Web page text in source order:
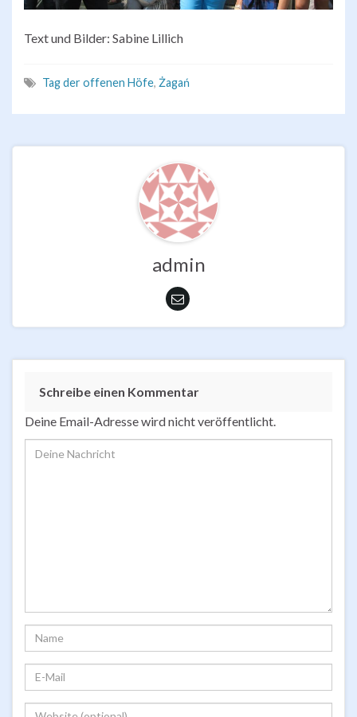
Text und Bilder: Sabine Lillich
Tag der offenen Höfe, Żagań
admin
Schreibe einen Kommentar
Deine Email-Adresse wird nicht veröffentlicht.